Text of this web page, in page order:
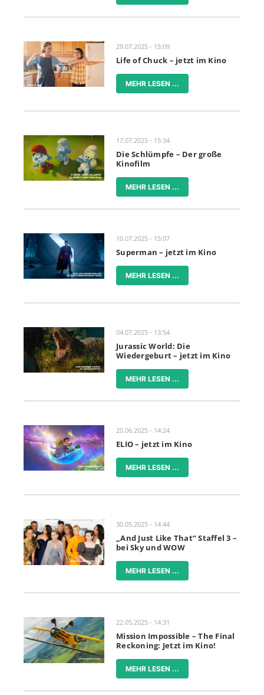
29.07.2025 - 15:09
Life of Chuck – jetzt im Kino
MEHR LESEN ...
17.07.2025 - 15:34
Die Schlümpfe – Der große
Kinofilm
MEHR LESEN ...
10.07.2025 - 15:07
Superman – jetzt im Kino
MEHR LESEN ...
04.07.2025 - 13:54
Jurassic World: Die
Wiedergeburt – jetzt im Kino
MEHR LESEN ...
20.06.2025 - 14:24
ELIO – jetzt im Kino
MEHR LESEN ...
30.05.2025 - 14:44
„And Just Like That“ Staffel 3 –
bei Sky und WOW
MEHR LESEN ...
22.05.2025 - 14:31
Mission Impossible – The Final
Reckoning: Jetzt im Kino!
MEHR LESEN ...